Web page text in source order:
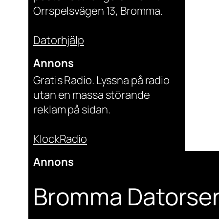
Orrspelsvägen 13, Bromma.
Datorhjälp
Annons
Gratis Radio. Lyssna på radio
utan en massa störande
reklam på sidan.
KlockRadio
Annons
Bromma